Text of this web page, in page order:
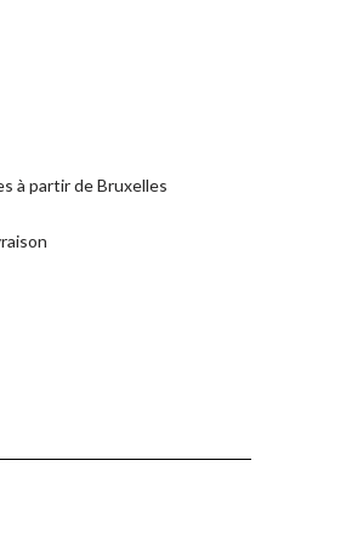
à partir de Bruxelles